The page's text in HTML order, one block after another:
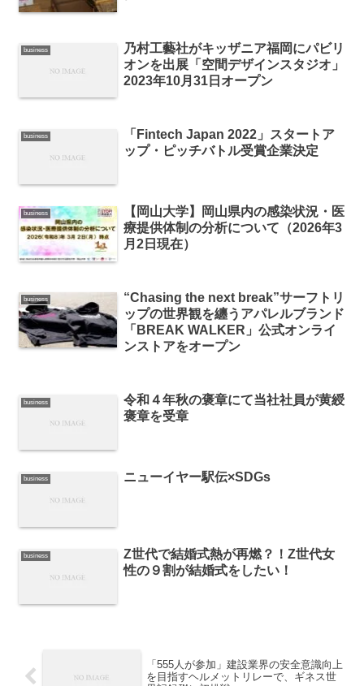
business
乃村工藝社がキッザニア福岡にパビリ
オンを出展「空間デザインスタジオ」
2023年10月31日オープン
business
「Fintech Japan 2022」スタートア
ップ・ピッチバトル受賞企業決定
business
【岡山大学】岡山県内の感染状況・医
療提供体制の分析について（2026年3
月2日現在）
business
“Chasing the next break”サーフトリ
ップの世界観を纏うアパレルブランド
「BREAK WALKER」公式オンライ
ンストアをオープン
business
令和４年秋の褒章にて当社社員が黄綬
褒章を受章
business ニューイヤー駅伝×SDGs
business
Z世代で結婚式熱が再燃？！Z世代女
性の９割が結婚式をしたい！
「555人が参加」建設業界の安全意識向上
を目指すヘルメットリレーで、ギネス世